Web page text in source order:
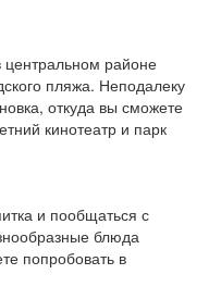
районе
пляжа. Неподалеку
откуда вы сможете
кинотеатр и парк
и пообщаться с
блюда
попробовать в